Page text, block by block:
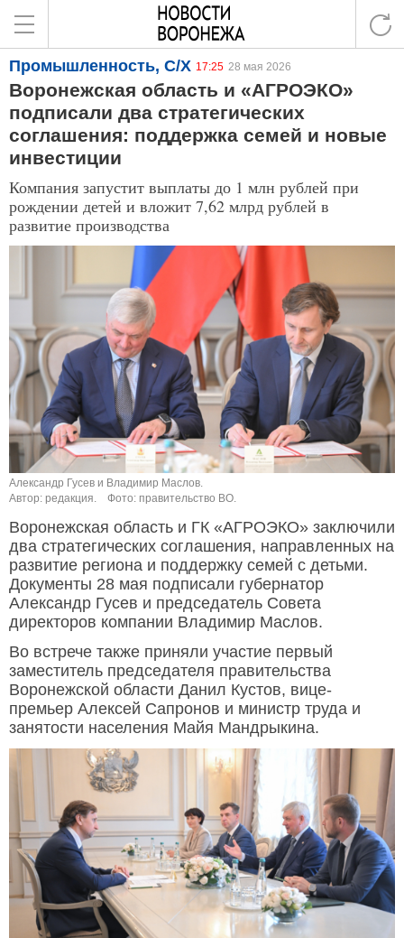
Промышленность, С/Х 17:25 28 мая 2026
Воронежская область и «АГРОЭКО»
подписали два стратегических
соглашения: поддержка семей и новые
инвестиции
Компания запустит выплаты до 1 млн рублей при
рождении детей и вложит 7,62 млрд рублей в
развитие производства
Александр Гусев и Владимир Маслов.
Автор: редакция.
Фото: правительство ВО.
Воронежская область и ГК «АГРОЭКО» заключили
два стратегических соглашения, направленных на
развитие региона и поддержку семей с детьми.
Документы 28 мая подписали губернатор
Александр Гусев и председатель Совета
директоров компании Владимир Маслов.
Во встрече также приняли участие первый
заместитель председателя правительства
Воронежской области Данил Кустов, вице-
премьер Алексей Сапронов и министр труда и
занятости населения Майя Мандрыкина.